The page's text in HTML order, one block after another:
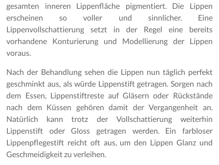
gesamten inneren Lippenfläche pigmentiert. Die Lippen
erscheinen so voller und sinnlicher. Eine
Lippenvollschattierung setzt in der Regel eine bereits
vorhandene Konturierung und Modellierung der Lippen
voraus.
Nach der Behandlung sehen die Lippen nun täglich perfekt
geschminkt aus, als würde Lippenstift getragen. Sorgen nach
dem Essen, Lippenstiftreste auf Gläsern oder Rückstände
nach dem Küssen gehören damit der Vergangenheit an.
Natürlich kann trotz der Vollschattierung weiterhin
Lippenstift oder Gloss getragen werden. Ein farbloser
Lippenpflegestift reicht oft aus, um den Lippen Glanz und
Geschmeidigkeit zu verleihen.